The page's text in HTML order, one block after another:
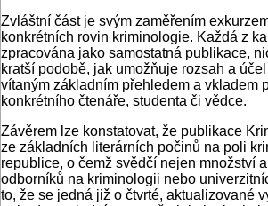
Zvláštní část je svým zaměřením
konkrétních rovin kriminologie. Každá z
zpracována jako samostatná publikace,
kratší podobě, jak umožňuje rozsah a
vítaným základním přehledem a vkladem
konkrétního čtenáře, studenta či vědce.
Závěrem lze konstatovat, že publikace
ze základních literárních počinů na poli
republice, o čemž svědčí nejen množství
odborníků na kriminologii nebo
to, že se jedná již o čtvrté, aktualizované